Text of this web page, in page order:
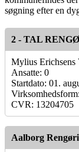
søgning efter en
2 - TAL
Mylius
Ansatte: 0
Startdato: 01.
CVR: 13204705
Aalborg